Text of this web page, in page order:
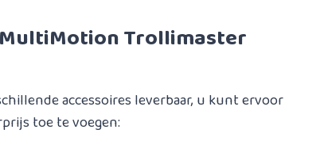
Trollimaster
accessoires leverbaar, u kunt ervoor
toe te voegen: